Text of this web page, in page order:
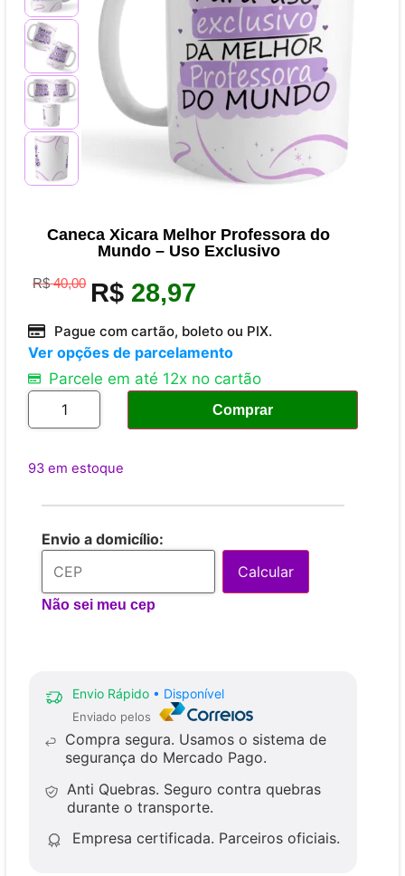
Caneca Xicara Melhor Professora do
Mundo – Uso Exclusivo
R$40,00 R$ 28,97
Pague com cartão, boleto ou PIX.
Ver opções de parcelamento
Parcele em até 12x no cartão
Comprar
93 em estoque
Envio a domicílio:
Calcular
Não sei meu cep
Envio Rápido • Disponível
Enviado pelos
Compra segura. Usamos o sistema de
segurança do Mercado Pago.
Anti Quebras. Seguro contra quebras
durante o transporte.
Empresa certificada. Parceiros oficiais.